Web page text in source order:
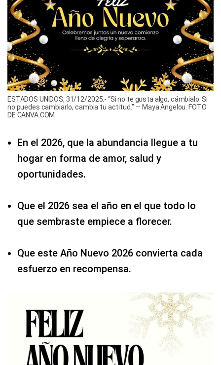
ESTADOS UNIDOS, 31/12/2025.- “Si no te gusta algo, cámbialo. Si
no puedes cambiarlo, cambia tu actitud.” — Maya Angelou. FOTO
DE CANVA.COM
En el 2026, que la abundancia llegue a tu
hogar en forma de amor, salud y
oportunidades.
Que el 2026 sea el año en el que todo lo
que sembraste empiece a florecer.
Que este Año Nuevo 2026 convierta cada
esfuerzo en recompensa.